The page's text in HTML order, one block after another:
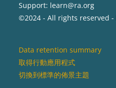
Support: learn@ra.org
©2024 - All rights reserved -
Data retention summary
取得行動應用程式
切換到標準的佈景主題